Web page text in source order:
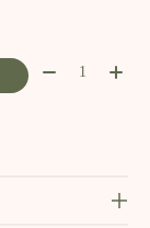
Aantal: